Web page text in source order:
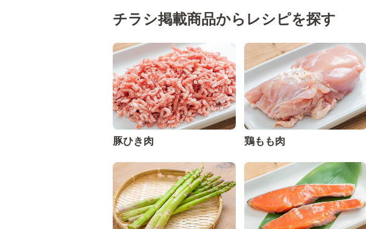
チラシ掲載商品からレシピを探す
豚ひき肉 鶏もも肉